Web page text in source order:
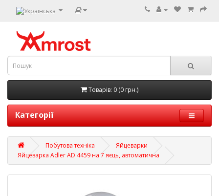
Товарів: 0 (0 грн.)
Категорії
Побутова техніка
Яйцеварки
Яйцеварка Adler AD 4459 на 7 яєць, автоматична